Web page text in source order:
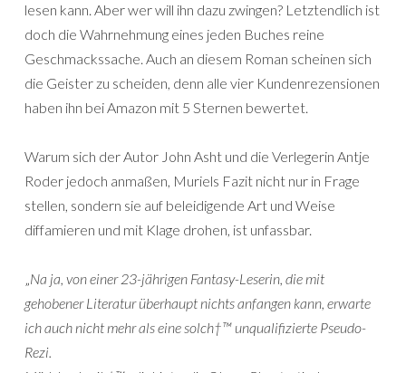
lesen kann. Aber wer will ihn dazu zwingen? Letztendlich ist
doch die Wahrnehmung eines jeden Buches reine
Geschmackssache. Auch an diesem Roman scheinen sich
die Geister zu scheiden, denn alle vier Kundenrezensionen
haben ihn bei Amazon mit 5 Sternen bewertet.
Warum sich der Autor John Asht und die Verlegerin Antje
Roder jedoch anmaßen, Muriels Fazit nicht nur in Frage
stellen, sondern sie auf beleidigende Art und Weise
diffamieren und mit Klage drohen, ist unfassbar.
„Na ja, von einer 23-jährigen Fantasy-Leserin, die mit
gehobener Literatur überhaupt nichts anfangen kann, erwarte
ich auch nicht mehr als eine solch†™ unqualifizierte Pseudo-
Rezi.